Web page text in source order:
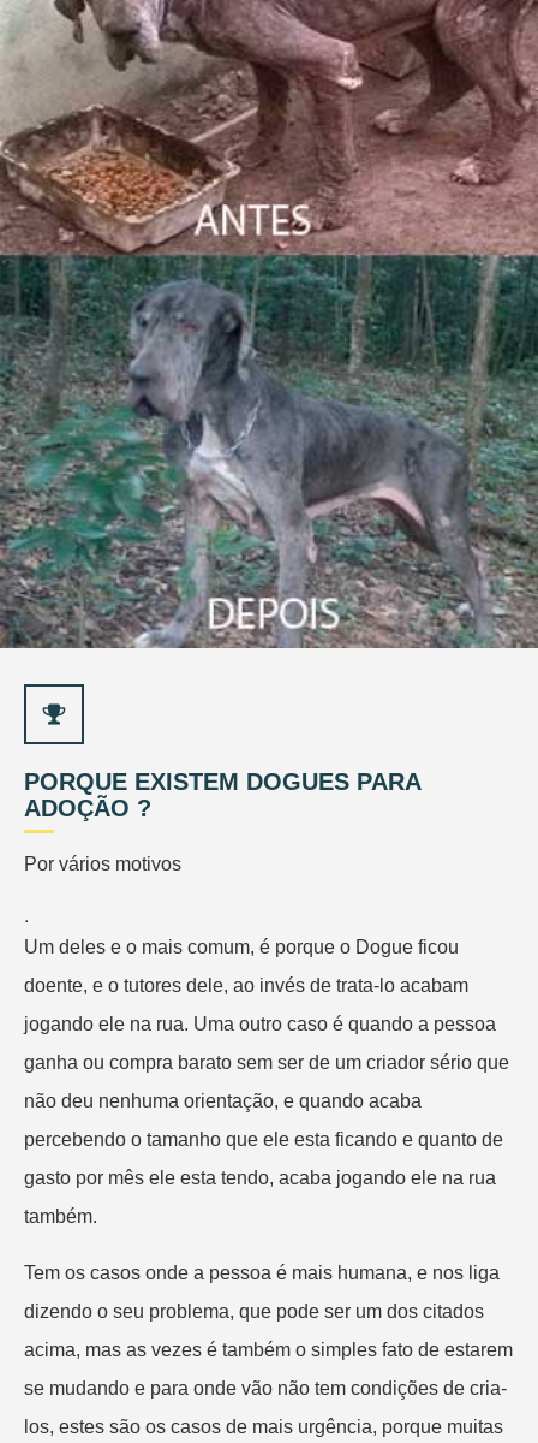
PORQUE EXISTEM DOGUES PARA
ADOÇÃO ?
Por vários motivos
.
Um deles e o mais comum, é porque o Dogue ficou
doente, e o tutores dele, ao invés de trata-lo acabam
jogando ele na rua. Uma outro caso é quando a pessoa
ganha ou compra barato sem ser de um criador sério que
não deu nenhuma orientação, e quando acaba
percebendo o tamanho que ele esta ficando e quanto de
gasto por mês ele esta tendo, acaba jogando ele na rua
também.
Tem os casos onde a pessoa é mais humana, e nos liga
dizendo o seu problema, que pode ser um dos citados
acima, mas as vezes é também o simples fato de estarem
se mudando e para onde vão não tem condições de cria-
los, estes são os casos de mais urgência, porque muitas